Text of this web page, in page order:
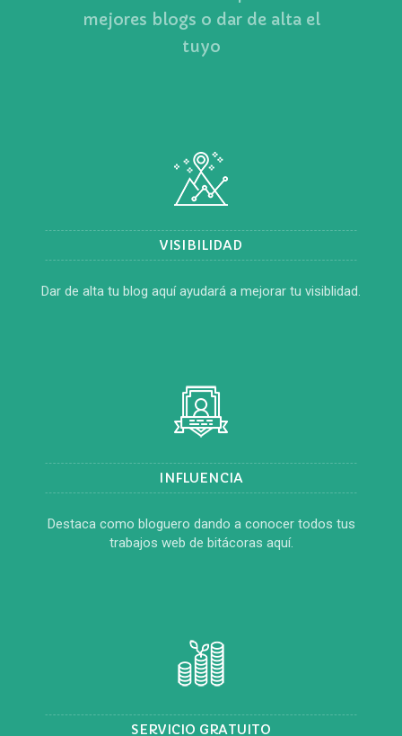
mejores blogs o dar de alta el
tuyo
VISIBILIDAD
Dar de alta tu blog aquí ayudará a mejorar tu visiblidad.
INFLUENCIA
Destaca como bloguero dando a conocer todos tus
trabajos web de bitácoras aquí.
SERVICIO GRATUITO